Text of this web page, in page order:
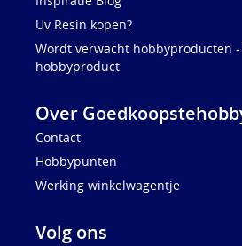
Uv Resin kopen?
Wordt verwacht hobbyproducten
hobbyproduct
Over
Contact
Hobbypunten
Werking winkelwagentje
Volg ons